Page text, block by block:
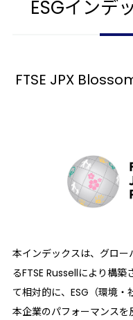
ESGインデ
FTSE JPX
本インデックスは、グロー
るFTSE Russellにより構
て相対的に、ESG（環境
本企業のパフォーマンスを